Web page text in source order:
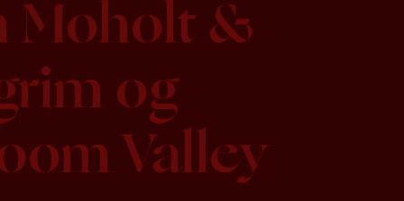
Moholt &
og
Valley